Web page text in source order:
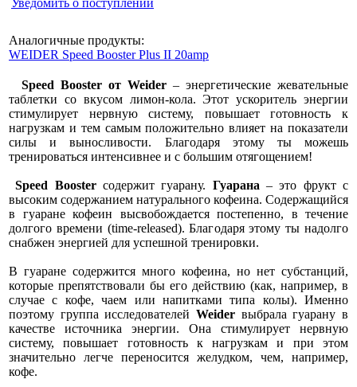
Уведомить о поступлении
Аналогичные продукты:
WEIDER Speed Booster Plus II 20amp
Speed Booster от Weider – энергетические жевательные
таблетки со вкусом лимон-кола. Этот ускоритель энергии
стимулирует нервную систему, повышает готовность к
нагрузкам и тем самым положительно влияет на показатели
силы и выносливости. Благодаря этому ты можешь
тренироваться интенсивнее и с большим отягощением!
Speed Boosterсодержит гуарану. Гуарана – это фрукт с
высоким содержанием натурального кофеина. Содержащийся
в гуаране кофеин высвобождается постепенно, в течение
долгого времени (time-released). Благодаря этому ты надолго
снабжен энергией для успешной тренировки.
В гуаране содержится много кофеина, но нет субстанций,
которые препятствовали бы его действию (как, например, в
случае с кофе, чаем или напитками типа колы). Именно
поэтому группа исследователей Weider выбрала гуарану в
качестве источника энергии. Она стимулирует нервную
систему, повышает готовность к нагрузкам и при этом
значительно легче переносится желудком, чем, например,
кофе.